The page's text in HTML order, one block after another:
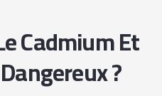
Cadmium Et
?